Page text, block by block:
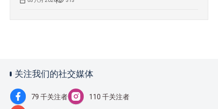
关注我们的社交媒体
79 千关注者 110 千关注者